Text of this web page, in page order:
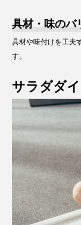
具材・味のバ
具材や味付けを工夫
す。
サラダダ